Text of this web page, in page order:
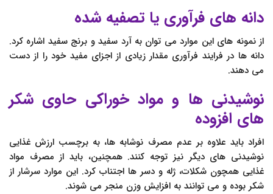
دانه های فرآوری یا تصفیه شده
از نمونه های این موارد می توان به آرد سفید و برنج سفید اشاره کرد.
دانه ها در فرایند فرآوری مقدار زیادی از اجزای مفید خود را از دست
می دهند.
نوشیدنی ها و مواد خوراکی حاوی شکر
های افزوده
افراد باید علاوه بر عدم مصرف نوشابه ها، به برچسب ارزش غذایی
نوشیدنی های دیگر نیز توجه کنند. همچنین، باید از مصرف مواد
غذایی همچون شکلات، ژله و دسر ها اجتناب کرد. این موارد سرشار از
شکر بوده و می توانند به افزایش وزن منجر می شوند.